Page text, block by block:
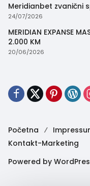
Meridianbet zvanični
24/07/2026
MERIDIAN EXPANSE
2.000 KM
20/06/2026
Početna
Kontakt-Marketing
Powered by